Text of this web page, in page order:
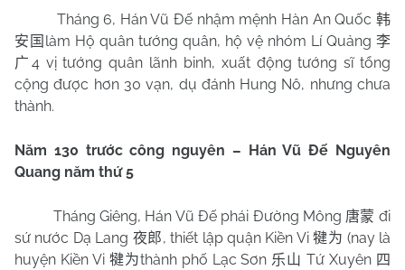
Tháng 6, Hán Vũ Đế nhậm mệnh Hàn An Quốc 韩
安国 làm Hộ quân tướng quân, hộ vệ nhóm Lí Quảng 李
广 4 vị tướng quân lãnh binh, xuất động tướng sĩ tổng
cộng được hơn 30 vạn, dụ đánh Hung Nô, nhưng chưa
thành.
Năm 130 trước công nguyên – Hán Vũ Đế Nguyên
Quang năm thứ 5
Tháng Giêng, Hán Vũ Đế phái Đường Mông 唐蒙 đi
sứ nước Dạ Lang 夜郎, thiết lập quận Kiền Vi犍为 (nay là
huyện Kiền Vi 犍为thành phố Lạc Sơn 乐山 Tứ Xuyên 四